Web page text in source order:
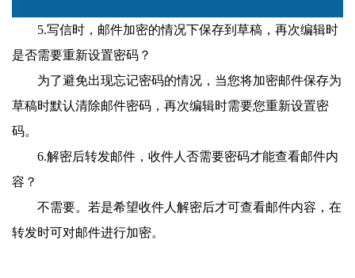
5.写信时，邮件加密的情况下保存到草稿，再次编辑时
是否需要重新设置密码？
为了避免出现忘记密码的情况，当您将加密邮件保存为
草稿时默认清除邮件密码，再次编辑时需要您重新设置密
码。
6.解密后转发邮件，收件人否需要密码才能查看邮件内
容？
不需要。若是希望收件人解密后才可查看邮件内容，在
转发时可对邮件进行加密。